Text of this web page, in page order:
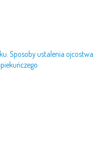
Sposoby ustalenia ojcostwa